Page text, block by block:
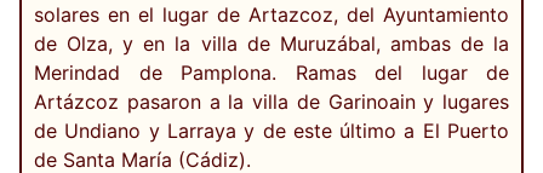
solares en el lugar de Artazcoz, del Ayuntamiento
de Olza, y en la villa de Muruzábal, ambas de la
Merindad de Pamplona. Ramas del lugar de
Artázcoz pasaron a la villa de Garinoain y lugares
de Undiano y Larraya y de este último a El Puerto
de Santa María (Cádiz).